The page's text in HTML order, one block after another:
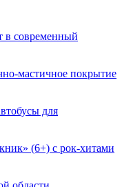
в современный
мастичное покрытие
для
(6+) с рок-хитами